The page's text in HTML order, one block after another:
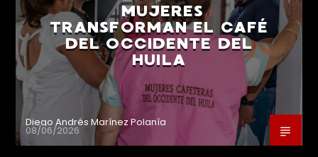
MUJERES
TRANSFORMAN EL CAFÉ
DEL OCCIDENTE DEL
HUILA
Diego Andrés Marínez Polanía
08/06/2026